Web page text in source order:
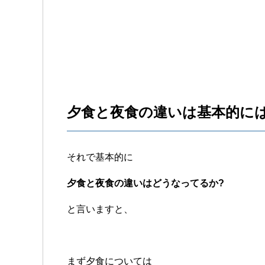
夕食と夜食の違いは基本的に
それで基本的に
夕食と夜食の違いはどうなってるか?
と言いますと、
まず夕食については